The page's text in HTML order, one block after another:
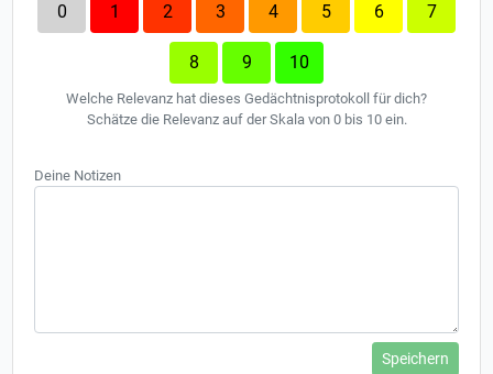
0 1 2 3 4 5 6 7
8 9 10
Welche Relevanz hat dieses Gedächtnisprotokoll für dich?
Schätze die Relevanz auf der Skala von 0 bis 10 ein.
Deine Notizen
Speichern